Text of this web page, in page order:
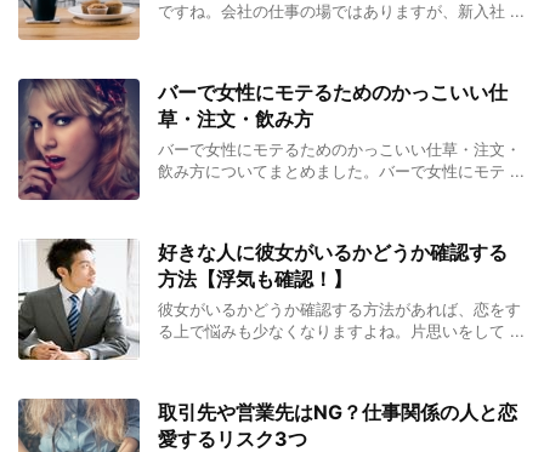
ですね。会社の仕事の場ではありますが、新入社 ...
バーで女性にモテるためのかっこいい仕
草・注文・飲み方
バーで女性にモテるためのかっこいい仕草・注文・
飲み方についてまとめました。バーで女性にモテ ...
好きな人に彼女がいるかどうか確認する
方法【浮気も確認！】
彼女がいるかどうか確認する方法があれば、恋をす
る上で悩みも少なくなりますよね。片思いをして ...
取引先や営業先はNG？仕事関係の人と恋
愛するリスク3つ